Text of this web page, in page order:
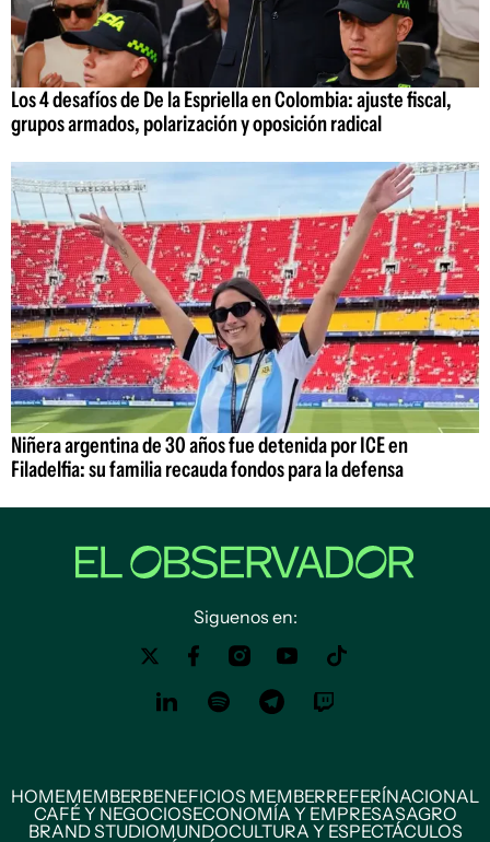
Los 4 desafíos de De la Espriella en Colombia: ajuste fiscal,
grupos armados, polarización y oposición radical
Niñera argentina de 30 años fue detenida por ICE en
Filadelfia: su familia recauda fondos para la defensa
Siguenos en:
HOMEMEMBERBENEFICIOS MEMBERREFERÍNACIONAL
CAFÉ Y NEGOCIOSECONOMÍA Y EMPRESASAGRO
BRAND STUDIOMUNDOCULTURA Y ESPECTÁCULOS